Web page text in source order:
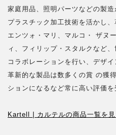
家庭用品、照明パーツなどの製
プラスチック加工技術を活かし、
エンツォ・マリ、マルコ・ ザヌ
ィ、フィリップ・スタルクなど
コラボレーションを行い、デザ
革新的な製品は数多くの賞 の獲
ションになるなど常に高い評価を
Kartell | カルテルの商品一覧を